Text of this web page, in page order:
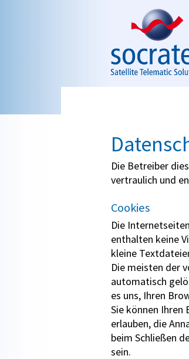
Die Betreiber
vertraulich und
Cookies
Die
enthalten keine
kleine
Die meisten der
automatisch
es uns, Ihren
Sie können Ihren
erlauben, die
beim Schließen
sein.